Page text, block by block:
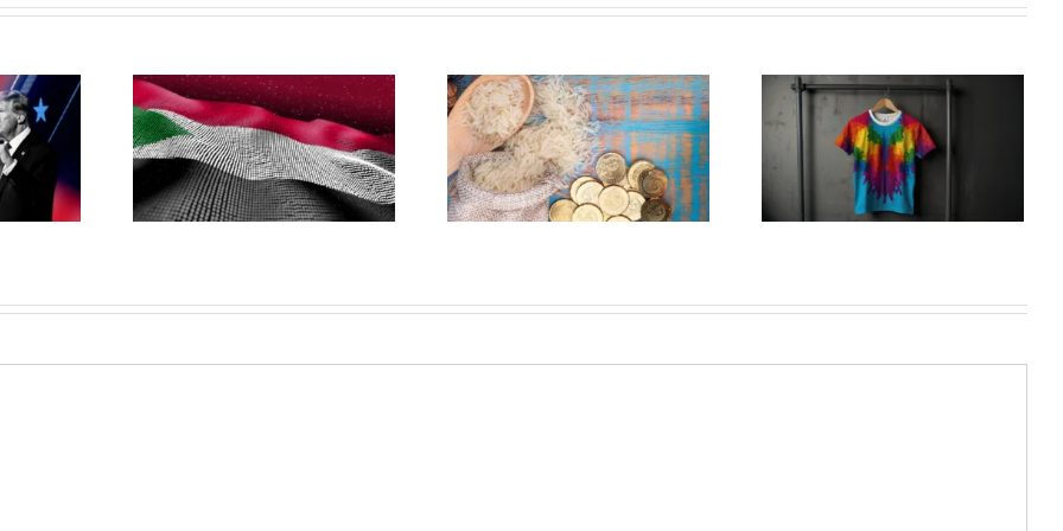
dan
di
Etika Pembangunan
dalam Kegiatan Sosial
Islam: Fikih Zakat dan
Etika Terapan bagi
Organisasi Sosial Islam
Bagaimana ideologi
menembus dunia
Arab?: Penyimpangan
seksual dan
perusahaan di bidang